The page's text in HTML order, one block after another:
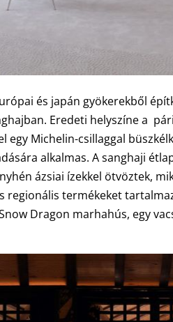
és japán gyökerekből
Eredeti helyszíne a
egy Michelin-csillaggal
alkalmas. A sanghaji
ázsiai ízekkel ötvöztek,
regionális termékeket
Dragon marhahús, egy